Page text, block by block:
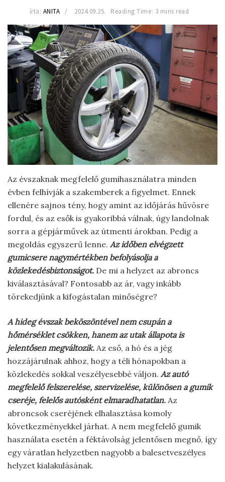
írta: ANITA 2024.09.25. Reading Time: 3 mins read
Az évszaknak megfelelő gumihasználatra minden
évben felhívják a szakemberek a figyelmet. Ennek
ellenére sajnos tény, hogy amint az időjárás hűvösre
fordul, és az esők is gyakoribbá válnak, úgy landolnak
sorra a gépjárművek az útmenti árokban. Pedig a
megoldás egyszerű lenne. Az időben elvégzett
gumicsere nagymértékben befolyásolja a
közlekedésbiztonságot. De mi a helyzet az abroncs
kiválasztásával? Fontosabb az ár, vagy inkább
törekedjünk a kifogástalan minőségre?
A hideg évszak beköszöntével nem csupán a
hőmérséklet csökken, hanem az utak állapota is
jelentősen megváltozik. Az eső, a hó és a jég
hozzájárulnak ahhoz, hogy a téli hónapokban a
közlekedés sokkal veszélyesebbé váljon. Az autó
megfelelő felszerelése, szervizelése, különösen a gumik
cseréje, felelős autósként elmaradhatatlan. Az
abroncsok cseréjének elhalasztása komoly
következményekkel járhat. A nem megfelelő gumik
használata esetén a féktávolság jelentősen megnő, így
egy váratlan helyzetben nagyobb a balesetveszélyes
helyzet kialakulásának.